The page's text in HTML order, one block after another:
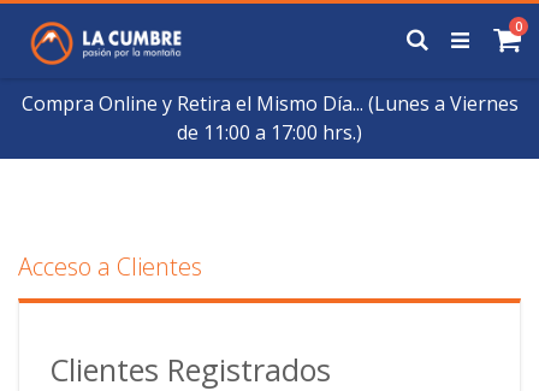
Compra Online y Retira el Mismo Día... (Lunes a Viernes
de 11:00 a 17:00 hrs.)
Contenido
0
Buscar
Acceso a Clientes
Clientes Registrados